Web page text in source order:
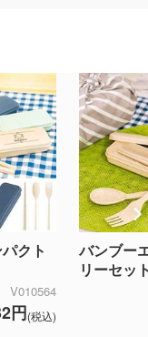
クト
V010564
円(税込)
バンブー
リーセッ